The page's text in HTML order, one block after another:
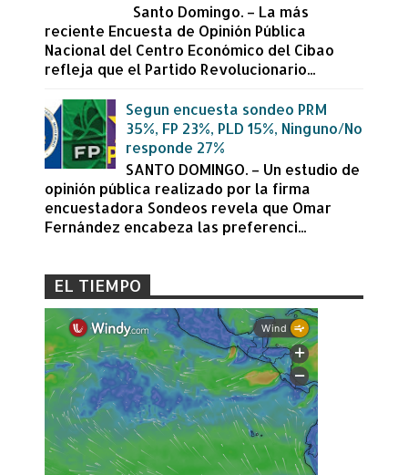
Santo Domingo. – La más
reciente Encuesta de Opinión Pública
Nacional del Centro Económico del Cibao
refleja que el Partido Revolucionario...
Segun encuesta sondeo PRM
35%, FP 23%, PLD 15%, Ninguno/No
responde 27%
SANTO DOMINGO. – Un estudio de
opinión pública realizado por la firma
encuestadora Sondeos revela que Omar
Fernández encabeza las preferenci...
EL TIEMPO